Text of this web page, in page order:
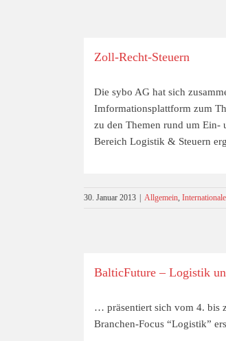
Zoll-Recht-Steuern
Die sybo AG hat sich
Imformationsplattform zum
zu den Themen rund um Ein-
Bereich Logistik & Steuern
30. Januar 2013 Allgemein,
BalticFuture – Logistik
… präsentiert sich vom 4. bis
Branchen-Focus “Logistik”